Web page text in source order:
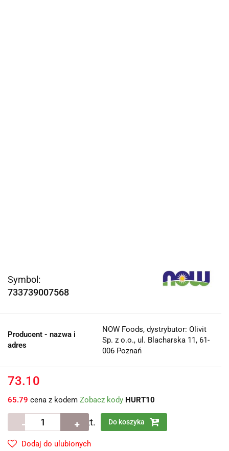
Symbol:
733739007568
Producent - nazwa i
adres
NOW Foods, dystrybutor: Olivit
Sp. z o.o., ul. Blacharska 11, 61-
006 Poznań
73.10
65.79 cena z kodem Zobacz kody HURT10
szt. Do koszyka
Dodaj do ulubionych